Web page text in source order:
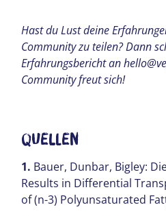
Hast du Lust deine
Community zu teilen? Dann
Erfahrungsbericht an
Community freut sich!
Quellen
1. Bauer, Dunbar, Bigley:
Results in Differential
of (n-3) Polyunsaturated